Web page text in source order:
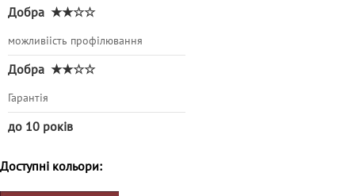
Добра ★★☆☆
можливіість профілювання
Добра ★★☆☆
Гарантія
до 10 років
Доступні кольори: